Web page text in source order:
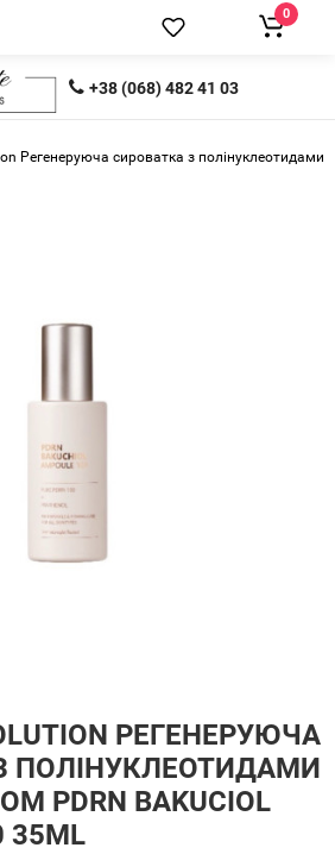
+38 (068) 482 41 03
0
Регенеруюча сироватка з
РЕГЕНЕРУЮЧА
ПОЛІНУКЛЕОТИДАМИ
PDRN BAKUCIOL
35ML